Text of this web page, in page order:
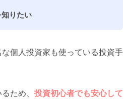
りたい
な個人投資家も使っている投資手
ため、 投資初心者でも安心して